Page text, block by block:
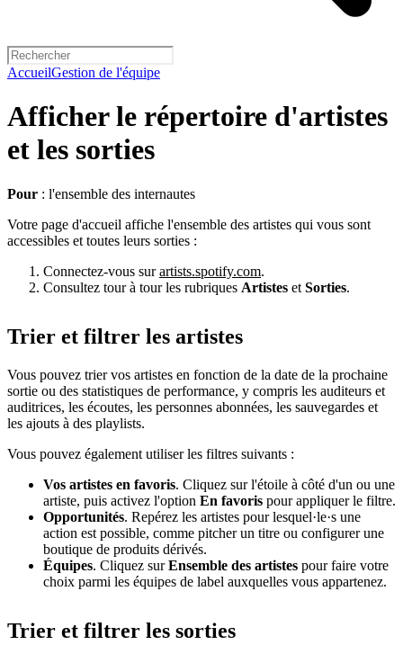
AccueilGestion de l'équipe
Afficher le répertoire d'artistes
et les sorties
Pour : l'ensemble des internautes
Votre page d'accueil affiche l'ensemble des artistes qui vous sont
accessibles et toutes leurs sorties :
Connectez-vous surartists.spotify.com.
Consultez tour à tour les rubriques Artistes et Sorties.
Trier et filtrer les artistes
Vous pouvez trier vos artistes en fonction de la date de la prochaine
sortie ou des statistiques de performance, y compris les auditeurs et
auditrices, les écoutes, les personnes abonnées, les sauvegardes et
les ajouts à des playlists.
Vous pouvez également utiliser les filtres suivants :
Vos artistes en favoris. Cliquez sur l'étoile à côté d'un ou une
artiste, puis activez l'option En favoris pour appliquer le filtre.
Opportunités. Repérez les artistes pour lesquel·le·s une
action est possible, comme pitcher un titre ou configurer une
boutique de produits dérivés.
Équipes. Cliquez surEnsemble des artistes pour faire votre
choix parmi les équipes de label auxquelles vous appartenez.
Trier et filtrer les sorties